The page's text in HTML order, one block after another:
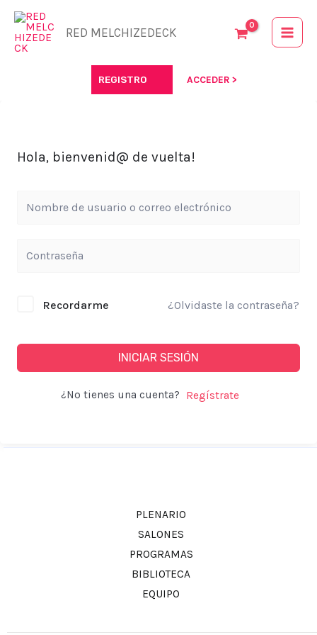
contenido
RED MELCHIZEDECK
REGISTRO ACCEDER >
Hola, bienvenid@ de vuelta!
Alternative:
Recordarme ¿Olvidaste la contraseña?
INICIAR SESIÓN
¿No tienes una cuenta?
PLENARIO
SALONES
PROGRAMAS
BIBLIOTECA
EQUIPO